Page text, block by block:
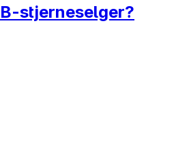
stjerneselger?